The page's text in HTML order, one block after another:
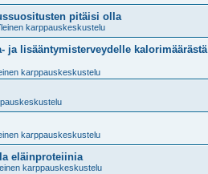
pitäisi olla
karppauskeskustelu
ja lisääntymisterveydelle kalorimäärästä
karppauskeskustelu
karppauskeskustelu
eläinproteiinia
karppauskeskustelu